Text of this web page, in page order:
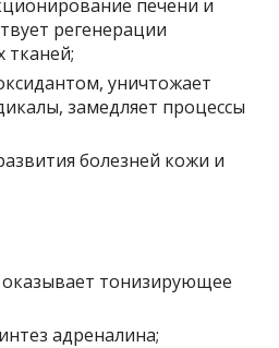
печени и
регенерации
тканей;
уничтожает
замедляет процессы
болезней кожи и
тонизирующее
адреналина;